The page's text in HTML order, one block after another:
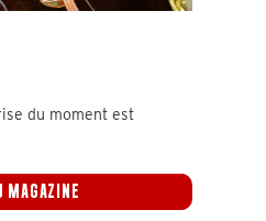
du moment est
MAGAZINE